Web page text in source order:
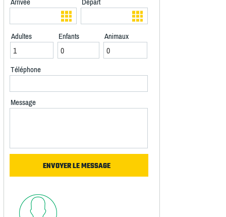
Arrivée Départ
Adultes Enfants Animaux
Téléphone
Message